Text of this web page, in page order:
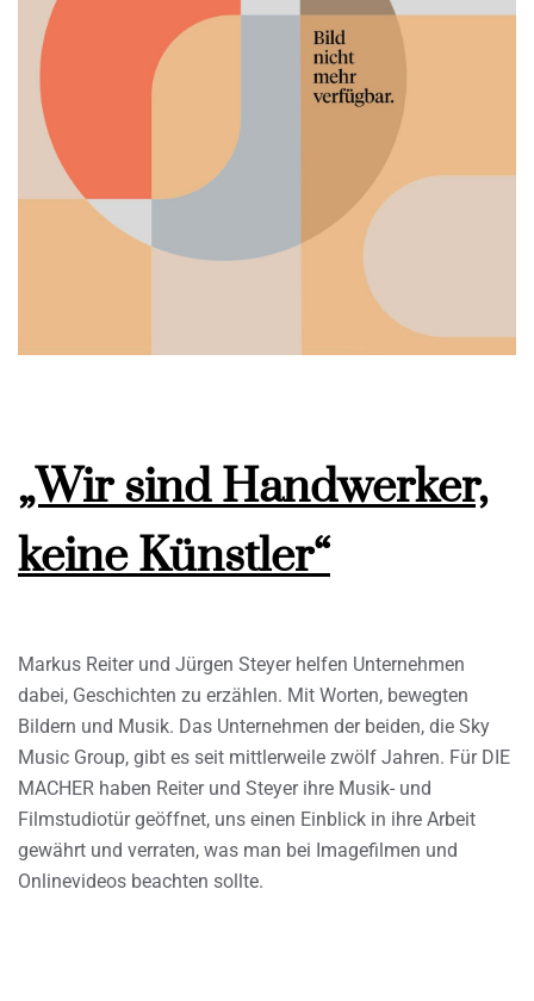
„Wir sind Handwerker,
keine Künstler“
Markus Reiter und Jürgen Steyer helfen Unternehmen
dabei, Geschichten zu erzählen. Mit Worten, bewegten
Bildern und Musik. Das Unternehmen der beiden, die Sky
Music Group, gibt es seit mittlerweile zwölf Jahren. Für DIE
MACHER haben Reiter und Steyer ihre Musik- und
Filmstudiotür geöffnet, uns einen Einblick in ihre Arbeit
gewährt und verraten, was man bei Imagefilmen und
Onlinevideos beachten sollte.